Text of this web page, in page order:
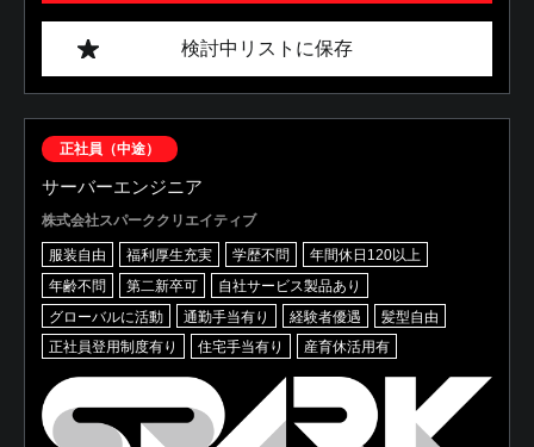
検討中リストに保存
正社員（中途）
サーバーエンジニア
株式会社スパーククリエイティブ
服装自由 福利厚生充実 学歴不問
年間休日120以上
年齢不問
第二新卒可
自社サービス製品あり
グローバルに活動
通勤手当有り 経験者優遇
髪型自由
正社員登用制度有り
住宅手当有り 産育休活用有